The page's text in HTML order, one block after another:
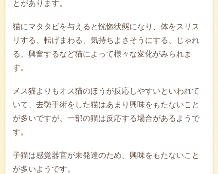
とがあります。
猫にマタタビを与えると恍惚状態になり、体をスリス
リする、転げまわる、気持ちよさそうにする、じゃれ
る、興奮するなど猫によって様々な変化がみられま
す。
メス猫よりもオス猫のほうが反応しやすいといわれて
いて、去勢手術をした猫はあまり興味をもたないこと
が多いですが、一部の猫は反応する場合があるようで
す。
子猫は感覚器官が未発達のため、興味をもたないこと
が多いようです。